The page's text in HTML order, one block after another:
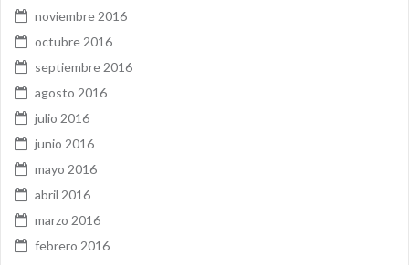
noviembre 2016
octubre 2016
septiembre 2016
agosto 2016
julio 2016
junio 2016
mayo 2016
abril 2016
marzo 2016
febrero 2016